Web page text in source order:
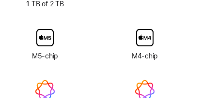
1 TB of 2 TB
M5‑chip
van
glas
met
nanotextuur
M4-chip